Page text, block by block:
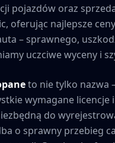
pojazdów oraz
oferując najlepsze
– sprawnego,
uczciwe wyceny i
to nie tylko nazwa
wymagane licencje
do
o sprawny przebieg